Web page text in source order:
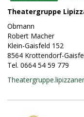
Theatergruppe
Obmann
Robert Macher
Klein-Gaisfeld 152
8564 Krottendorf-
Tel. 0664 54 59 779